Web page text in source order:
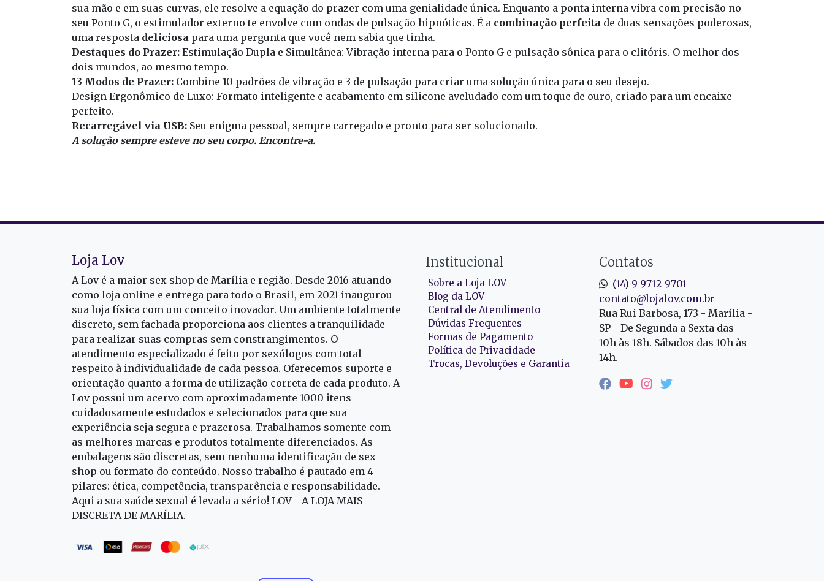
sua mão e em suas curvas, ele resolve a equação do prazer com uma genialidade única. Enquanto a ponta interna vibra com precisão no
seu Ponto G, o estimulador externo te envolve com ondas de pulsação hipnóticas. É a combinação perfeita de duas sensações poderosas,
uma resposta deliciosa para uma pergunta que você nem sabia que tinha.
Destaques do Prazer: Estimulação Dupla e Simultânea: Vibração interna para o Ponto G e pulsação sônica para o clitóris. O melhor dos
dois mundos, ao mesmo tempo.
13 Modos de Prazer: Combine 10 padrões de vibração e 3 de pulsação para criar uma solução única para o seu desejo.
Design Ergonômico de Luxo: Formato inteligente e acabamento em silicone aveludado com um toque de ouro, criado para um encaixe
perfeito.
Recarregável via USB: Seu enigma pessoal, sempre carregado e pronto para ser solucionado.
A solução sempre esteve no seu corpo. Encontre-a.
Contatos
(14) 9 9712-9701
contato@lojalov.com.br
Rua Rui Barbosa, 173 - Marília -
SP - De Segunda a Sexta das
10h às 18h. Sábados das 10h às
14h.
Institucional
Sobre a Loja LOV
Blog da LOV
Central de Atendimento
Dúvidas Frequentes
Formas de Pagamento
Política de Privacidade
Trocas, Devoluções e Garantia
Loja Lov
A Lov é a maior sex shop de Marília e região. Desde 2016 atuando
como loja online e entrega para todo o Brasil, em 2021 inaugurou
sua loja física com um conceito inovador. Um ambiente totalmente
discreto, sem fachada proporciona aos clientes a tranquilidade
para realizar suas compras sem constrangimentos. O
atendimento especializado é feito por sexólogos com total
respeito à individualidade de cada pessoa. Oferecemos suporte e
orientação quanto a forma de utilização correta de cada produto. A
Lov possui um acervo com aproximadamente 1000 itens
cuidadosamente estudados e selecionados para que sua
experiência seja segura e prazerosa. Trabalhamos somente com
as melhores marcas e produtos totalmente diferenciados. As
embalagens são discretas, sem nenhuma identificação de sex
shop ou formato do conteúdo. Nosso trabalho é pautado em 4
pilares: ética, competência, transparência e responsabilidade.
Aqui a sua saúde sexual é levada a sério! LOV - A LOJA MAIS
DISCRETA DE MARÍLIA.